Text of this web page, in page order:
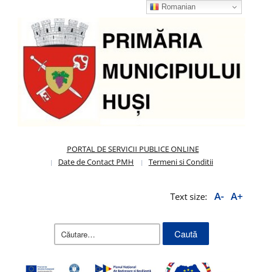
PORTAL DE SERVICII PUBLICE ONLINE
Date de Contact PMH
Termeni si Conditii
Text size: A- A+
Caută
Romanian